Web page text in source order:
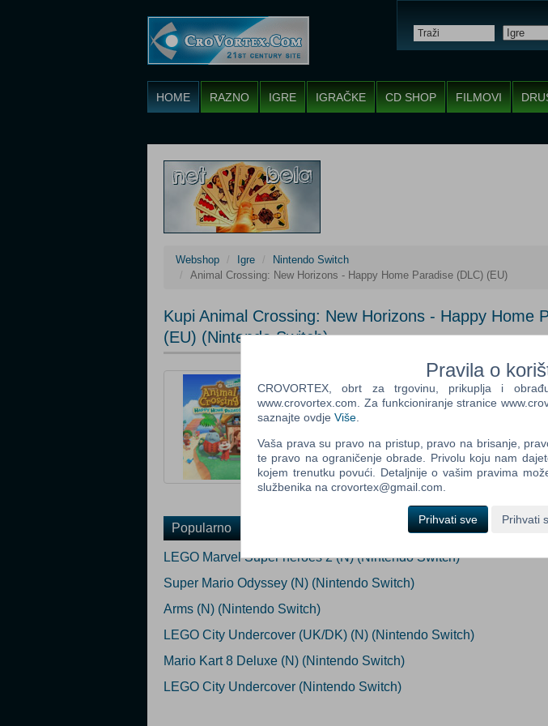
HOME RAZNO IGRE IGRAČKE CD SHOP FILMOVI
Webshop Igre
Nintendo Switch
Animal Crossing: New Horizons - Happy Home Paradise (DLC) (EU)
Kupi Animal Crossing: New Horizons - Happy Home
(EU) (Nintendo Switch)
Platforma: Nintendo Switch
Status: U prodaji
Za download
Ocijeni
Popularno
LEGO Marvel Super heroes 2 (N) (Nintendo Switch)
Super Mario Odyssey (N) (Nintendo Switch)
Arms (N) (Nintendo Switch)
LEGO City Undercover (UK/DK) (N) (Nintendo Switch)
Mario Kart 8 Deluxe (N) (Nintendo Switch)
LEGO City Undercover (Nintendo Switch)
Pravila o
CROVORTEX, obrt za trgovinu, prikuplja i
www.crovortex.com. Za funkcioniranje stranice
saznajte ovdje Više
Vaša prava su pravo na pristup, pravo na brisanje,
te pravo na ograničenje obrade. Privolu koju nam
kojem trenutku povući. Detaljnije o vašim pravima
službenika na crovortex@gmail.com.
Prihvati sve Prihvati